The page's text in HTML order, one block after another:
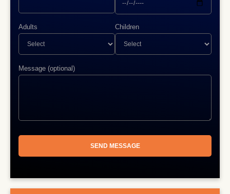
Adults Children
Message (optional)